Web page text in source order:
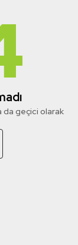
da geçici olarak